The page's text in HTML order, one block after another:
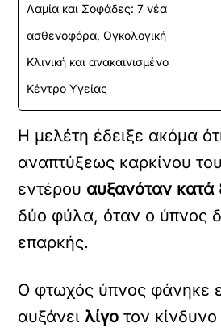
Λαμία και Σοφάδες: 7 νέα
ασθενοφόρα, Ογκολογική
Κλινική και ανακαινισμένο
Κέντρο Υγείας
Η μελέτη έδειξε ακόμα
αναπτύξεως καρκίνου
εντέρου αυξανόταν κατά
δύο φύλα, όταν ο ύπνος
επαρκής.
Ο φτωχός ύπνος φάνηκε
αυξάνειλίγο τον